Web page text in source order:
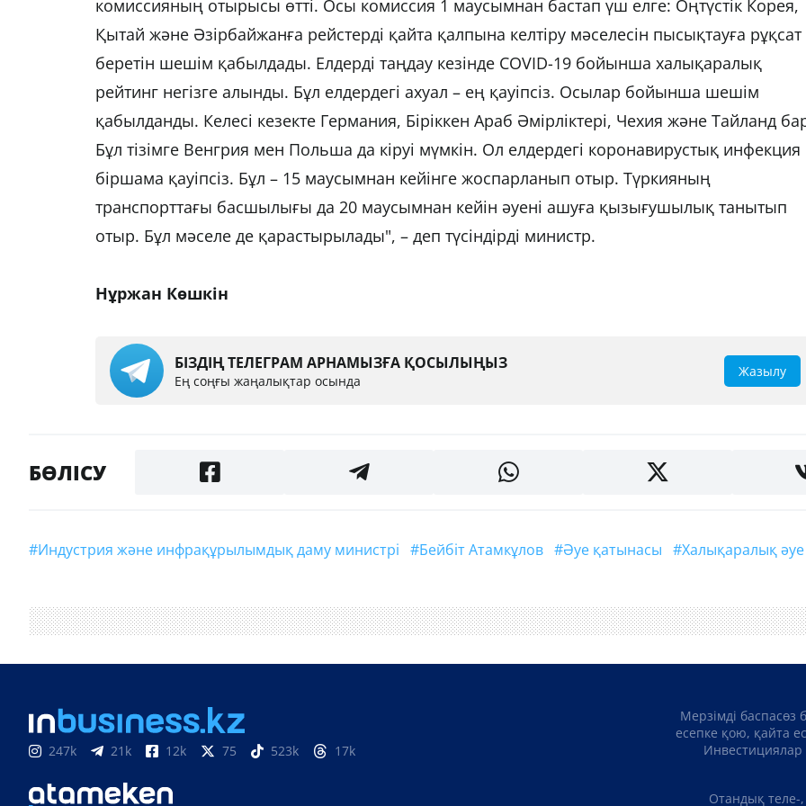
комиссияның отырысы өтті. Осы комиссия 1 маусымнан бастап үш елге: Оңтүстік Корея,
Қытай және Әзірбайжанға рейстерді қайта қалпына келтіру мәселесін пысықтауға рұқсат
беретін шешім қабылдады. Елдерді таңдау кезінде COVID-19 бойынша халықаралық
рейтинг негізге алынды. Бұл елдердегі ахуал – ең қауіпсіз. Осылар бойынша шешім
қабылданды. Келесі кезекте Германия, Біріккен Араб Әмірліктері, Чехия және Тайланд
Бұл тізімге Венгрия мен Польша да кіруі мүмкін. Ол елдердегі коронавирустық инфекция
біршама қауіпсіз. Бұл – 15 маусымнан кейінге жоспарланып отыр. Түркияның
транспорттағы басшылығы да 20 маусымнан кейін әуені ашуға қызығушылық танытып
отыр. Бұл мәселе де қарастырылады", – деп түсіндірді министр.
Нұржан Көшкін
БІЗДІҢ ТЕЛЕГРАМ АРНАМЫЗҒА ҚОСЫЛЫҢЫЗ
Ең соңғы жаңалықтар осында
Жазылу
БӨЛІСУ
#Индустрия және инфрақұрылымдық даму министрі #Бейбіт Атамкұлов #әуе қатынасы #халықаралық
247k 21k 12k 75 523k 17k
Мерзімді баспасөз
есепке қою, қайта
Инвестициялар
Отандық теле-